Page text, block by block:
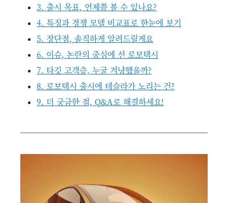
3. 출시 목표, 언제쯤 볼 수 있나요?
4. 특징과 경쟁 모델 비교표로 한눈에 보기
5. 장단점, 솔직하게 알려드릴게요
6. 이슈, 논란의 중심에 선 로보택시
7. 타깃 고객층, 누굴 겨냥했을까?
8. 로보택시 출시에 테슬라가 노리는 건?
9. 더 궁금한 점, Q&A로 해결하세요!